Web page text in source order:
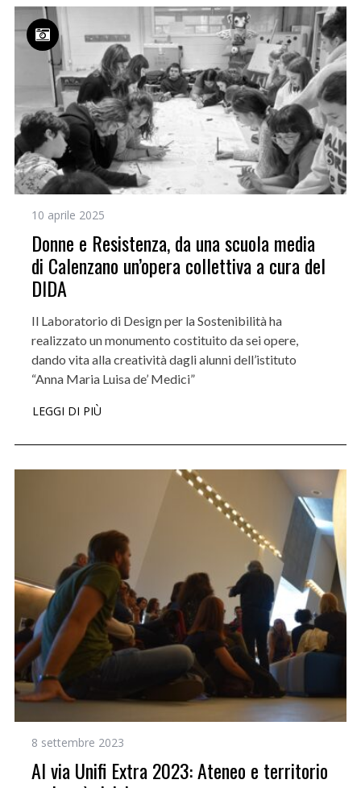
10 aprile 2025
Donne e Resistenza, da una scuola media
di Calenzano un’opera collettiva a cura del
DIDA
Il Laboratorio di Design per la Sostenibilità ha
realizzato un monumento costituito da sei opere,
dando vita alla creatività dagli alunni dell’istituto
“Anna Maria Luisa de’ Medici”
LEGGI DI PIÙ
8 settembre 2023
Al via Unifi Extra 2023: Ateneo e territorio